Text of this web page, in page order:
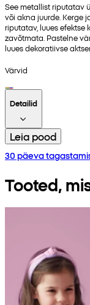
See metallist riputatav
või akna juurde. Kerge
riputatav, luues
zavõtmata. Pastelne
luues dekoratiivse
Värvid
Detailid
Leia pood
30 päeva
Tooted,